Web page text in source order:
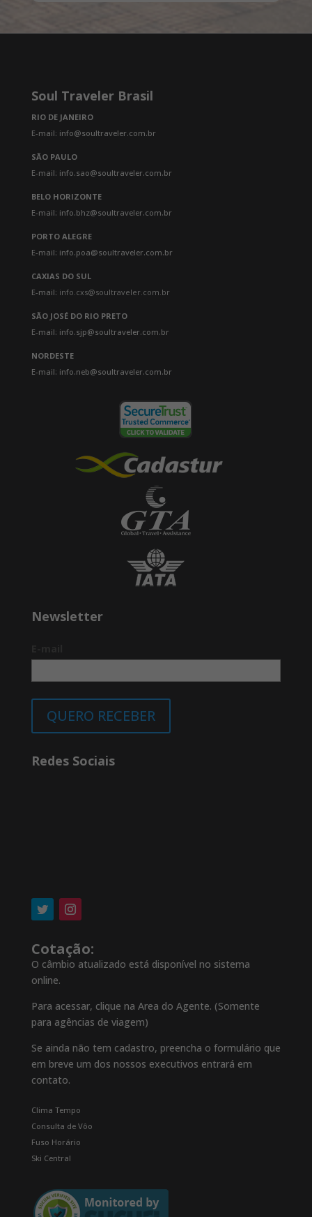
Soul Traveler Brasil
RIO DE JANEIRO
E-mail: info@soultraveler.com.br
SÃO PAULO
E-mail: info.sao@soultraveler.com.br
BELO HORIZONTE
E-mail: info.bhz@soultraveler.com.br
PORTO ALEGRE
E-mail: info.poa@soultraveler.com.br
CAXIAS DO SUL
E-mail: info.cxs@soultraveler.com.br
SÃO JOSÉ DO RIO PRETO
E-mail: info.sjp@soultraveler.com.br
NORDESTE
E-mail: info.neb@soultraveler.com.br
Newsletter
QUERO RECEBER
Redes Sociais
Cotação:
O câmbio atualizado está disponível no sistema
online.
Para acessar, clique na Area do Agente. (Somente
para agências de viagem)
Se ainda não tem cadastro, preencha o formulário que
em breve um dos nossos executivos entrará em
contato.
Clima Tempo
Consulta de Vôo
Fuso Horário
Ski Central